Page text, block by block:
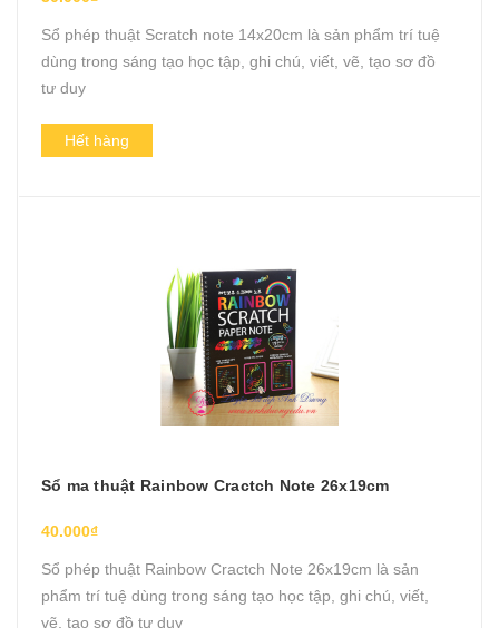
Sổ phép thuật Scratch note 14x20cm là sản phẩm trí tuệ
dùng trong sáng tạo học tập, ghi chú, viết, vẽ, tạo sơ đồ
tư duy
Hết hàng
Sổ ma thuật Rainbow Cractch Note 26x19cm
40.000₫
Sổ phép thuật Rainbow Cractch Note 26x19cm là sản
phẩm trí tuệ dùng trong sáng tạo học tập, ghi chú, viết,
vẽ, tạo sơ đồ tư duy